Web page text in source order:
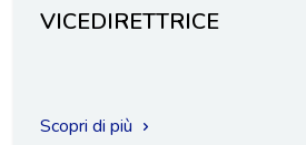
VICEDIRETTRICE
Scopri di più